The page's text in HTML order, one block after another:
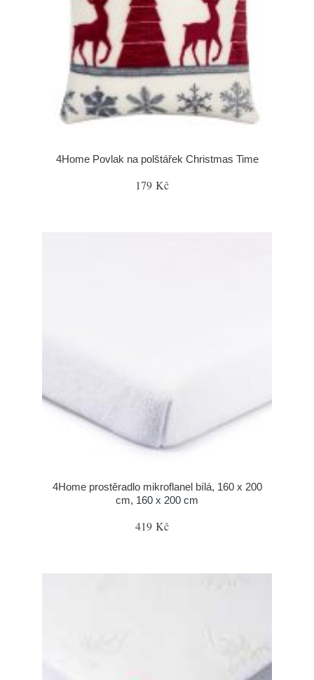
4Home Povlak na polštářek Christmas Time
179 Kč
4Home prostěradlo mikroflanel bílá, 160 x 200
cm, 160 x 200 cm
419 Kč